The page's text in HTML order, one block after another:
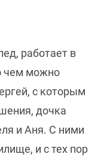
работает в
чем можно
с которым
дочка
и Аня. С ними
и с тех пор